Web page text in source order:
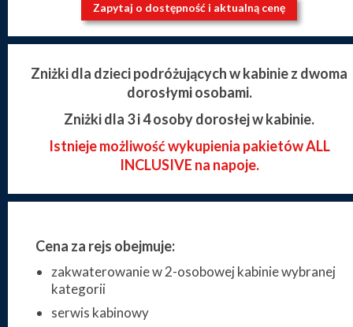
Zapytaj o dostępność i aktualną cenę
Zniżki dla dzieci podróżujących w kabinie z dwoma
dorosłymi osobami.
Zniżki dla 3 i 4 osoby dorosłej w kabinie.
Istnieje możliwość wykupienia pakietów ALL
INCLUSIVE na napoje.
Cena za rejs obejmuje:
zakwaterowanie w 2-osobowej kabinie wybranej
kategorii
serwis kabinowy